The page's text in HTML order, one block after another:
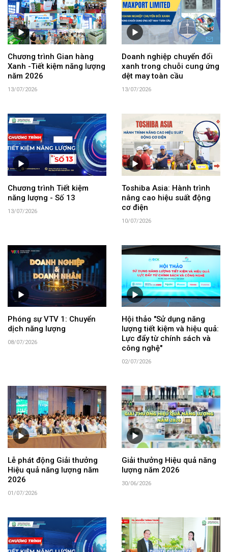
Chương trình Gian hàng
Xanh -Tiết kiệm năng lượng
năm 2026
13/07/2026
Doanh nghiệp chuyển đổi
xanh trong chuỗi cung ứng
dệt may toàn cầu
13/07/2026
Chương trình Tiết kiệm
năng lượng - Số 13
13/07/2026
Toshiba Asia: Hành trình
nâng cao hiệu suất động
cơ điện
10/07/2026
Phóng sự VTV 1: Chuyển
dịch năng lượng
08/07/2026
Hội thảo "Sử dụng năng
lượng tiết kiệm và hiệu quả:
Lực đẩy từ chính sách và
công nghệ"
02/07/2026
Lễ phát động Giải thưởng
Hiệu quả năng lượng năm
2026
01/07/2026
Giải thưởng Hiệu quả năng
lượng năm 2026
30/06/2026